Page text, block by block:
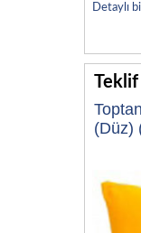
Detaylı
(Düz)